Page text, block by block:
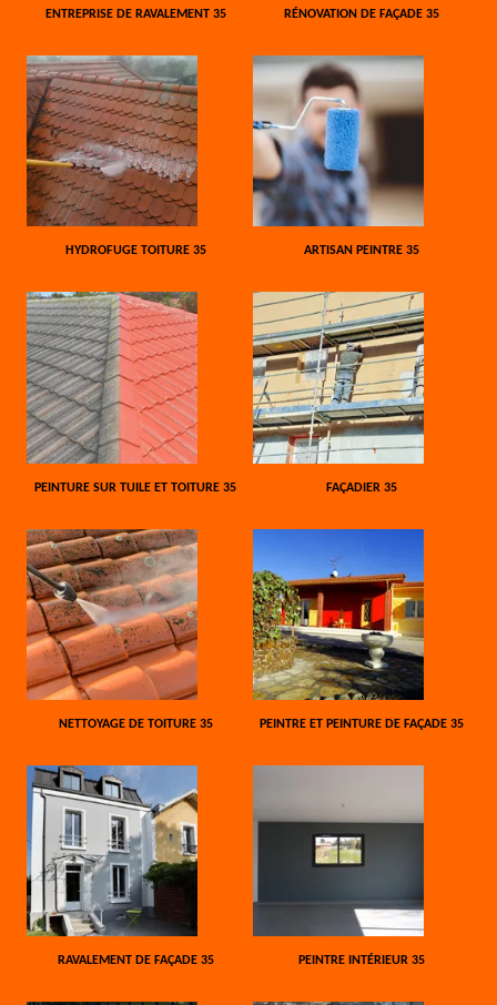
ENTREPRISE DE RAVALEMENT 35 RÉNOVATION DE FAÇADE 35
HYDROFUGE TOITURE 35 ARTISAN PEINTRE 35
PEINTURE SUR TUILE ET TOITURE 35 FAÇADIER 35
NETTOYAGE DE TOITURE 35 PEINTRE ET PEINTURE DE FAÇADE 35
RAVALEMENT DE FAÇADE 35 PEINTRE INTÉRIEUR 35